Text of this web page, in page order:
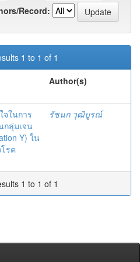
Record:
1 to 1 of 1
Author(s)
จในการ
กลุ่มเจน
Y) ใน
รค
รัชนก วุฒิบูรณ์
1 to 1 of 1